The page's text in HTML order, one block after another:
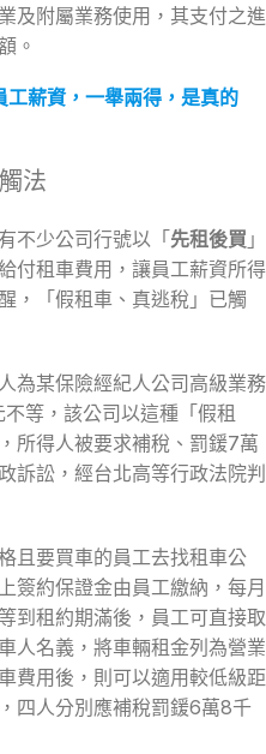
及附屬業務使用，其支付之進
。
工薪資，一舉兩得，是真的
法
不少公司行號以「 先租後買 」
付租車費用，讓員工薪資所得
，「假租車、真逃稅」已觸
為某保險經紀人公司高級業務
等，該公司以這種「假租
所得人被要求補稅、罰鍰7萬
訴訟，經台北高等行政法院判
且要買車的員工去找租車公
簽約保證金由員工繳納，每月
到租約期滿後，員工可直接取
人名義，將車輛租金列為營業
費用後，則可以適用較低級距
四人分別應補稅罰鍰6萬8千